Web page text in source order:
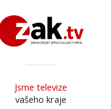
Jsme televize
vašeho kraje